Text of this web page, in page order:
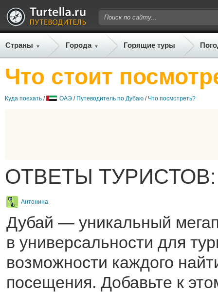
Страны Города Горящие туры
Что стоит
Куда поехать / ОАЭ / Путеводитель по Дубаю / Что посмотреть?
ОТВЕТЫ ТУРИСТОВ:
Антонина
Дубай — уникальный
в универсальности для
возможности каждого
посещения. Добавьте к